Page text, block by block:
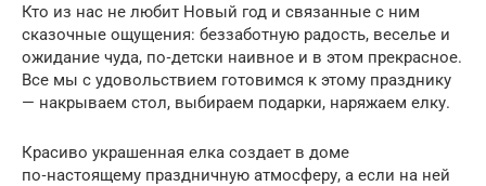
Кто из нас не любит Новый год и связанные с ним
сказочные ощущения: беззаботную радость, веселье и
ожидание чуда, по‑детски наивное и в этом прекрасное.
Все мы с удовольствием готовимся к этому празднику
— накрываем стол, выбираем подарки, наряжаем елку.
Красиво украшенная елка создает в доме
по‑настоящему праздничную атмосферу, а если на ней